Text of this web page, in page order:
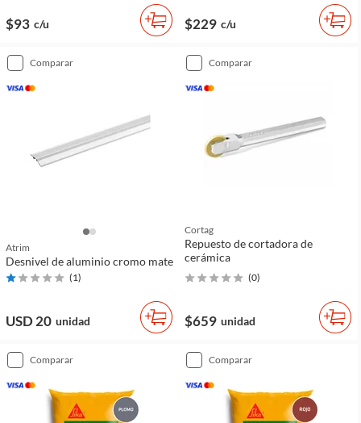
$93 c/u $229 c/u
comparar
Atrim
Desnivel de aluminio cromo mate
(1)
USD 20 unidad
comparar
Cortag
Repuesto de cortadora de
cerámica
(0)
$659 unidad
comparar comparar